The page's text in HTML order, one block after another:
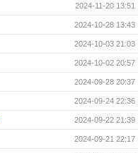
2024-11-20 13:51
2024-10-28 13:43
2024-10-03 21:03
2024-10-02 20:57
2024-09-28 20:37
2024-09-24 22:36
2024-09-22 21:39
2024-09-21 22:17